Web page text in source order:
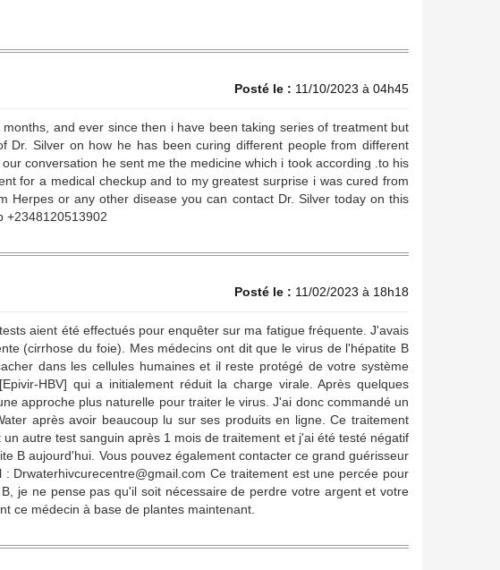
Posté le : 11/10/2023 à 04h45
and ever since then i have been taking series of treatment but
Dr. Silver on how he has been curing different people from different
conversation he sent me the medicine which i took according .to his
for a medical checkup and to my greatest surprise i was cured from
Herpes or any other disease you can contact Dr. Silver today on this
+2348120513902
Posté le : 11/02/2023 à 18h18
aient été effectués pour enquêter sur ma fatigue fréquente. J'avais
(cirrhose du foie). Mes médecins ont dit que le virus de l'hépatite B
dans les cellules humaines et il reste protégé de votre système
HBV] qui a initialement réduit la charge virale. Après quelques
approche plus naturelle pour traiter le virus. J'ai donc commandé un
après avoir beaucoup lu sur ses produits en ligne. Ce traitement
autre test sanguin après 1 mois de traitement et j'ai été testé négatif
B aujourd'hui. Vous pouvez également contacter ce grand guérisseur
Drwaterhivcurecentre@gmail.com Ce traitement est une percée pour
je ne pense pas qu'il soit nécessaire de perdre votre argent et votre
ce médecin à base de plantes maintenant.